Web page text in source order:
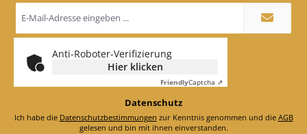
Mail-
*
Anti-Roboter-Verifizierung
Hier klicken
FriendlyCaptcha ⇗
Datenschutz
Ich habe die Datenschutzbestimmungen zur Kenntnis genommen und die AGB
gelesen und bin mit ihnen einverstanden.